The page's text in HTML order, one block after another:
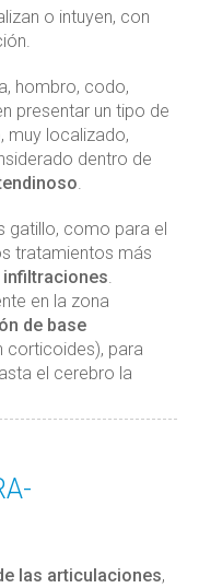
o intuyen, con
hombro, codo,
presentar un tipo de
muy localizado,
dentro de
.
gatillo, como para el
tratamientos más
infiltraciones.
en la zona
de base
corticoides), para
el cerebro la
las articulaciones,